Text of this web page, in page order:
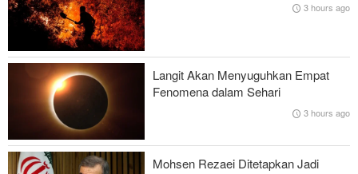
Wall Street Journal: Perang dengan Iran Ungkap Kelemahan
Militer Amerika Serikat
Mantan Menhan AS: Posisi Iran Unggul dalam Perang !
Presiden Pezeshkian Bertemu dan Berdialog dengan Rahbar
3 hours ago
Langit Akan Menyuguhkan Empat
Fenomena dalam Sehari
3 hours ago
Mohsen Rezaei Ditetapkan Jadi